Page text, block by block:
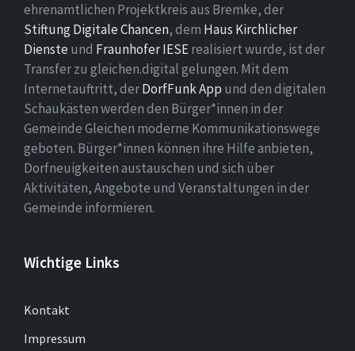
ehrenamtlichen Projektkreis aus Bremke, der
Stiftung Digitale Chancen, dem Haus Kirchlicher
Dienste und Fraunhofer IESErealisiert wurde, ist der
Transfer zu gleichen.digital gelungen. Mit dem
Internetauftritt, derDorfFunk App und den digitalen
Schaukästen werden den Bürger*innen in der
Gemeinde Gleichen moderne Kommunikationswege
geboten. Bürger*innen können ihre Hilfe anbieten,
Dorfneuigkeiten austauschen und sich über
Aktivitäten, Angebote und Veranstaltungen in der
Gemeinde informieren.
Wichtige Links
Kontakt
Impressum